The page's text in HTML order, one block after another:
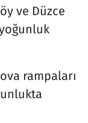
ve Düzce
rampaları